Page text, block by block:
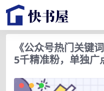
《公众号热门关键
5千精准粉，单独广